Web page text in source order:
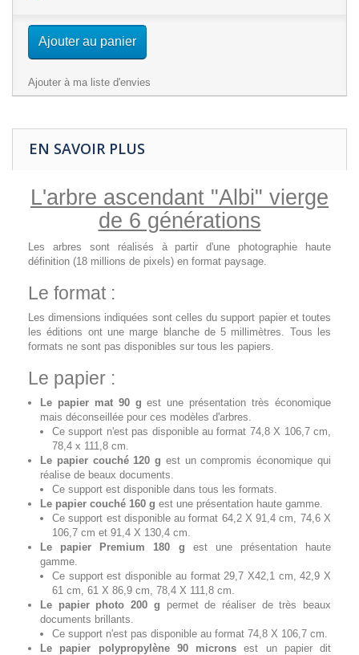
Ajouter au panier
Ajouter à ma liste d'envies
EN SAVOIR PLUS
L'arbre ascendant "Albi" vierge
de 6 générations
Les arbres sont réalisés à partir d'une photographie haute
définition (18 millions de pixels) en format paysage.
Le format :
Les dimensions indiquées sont celles du support papier et toutes
les éditions ont une marge blanche de 5 millimètres. Tous les
formats ne sont pas disponibles sur tous les papiers.
Le papier :
Le papier mat 90 g est une présentation très économique
mais déconseillée pour ces modèles d'arbres.
Ce support n'est pas disponible au format 74,8 X 106,7 cm,
78,4 x 111,8 cm.
Le papier couché 120 g est un compromis économique qui
réalise de beaux documents.
Ce support est disponible dans tous les formats.
Le papier couché 160 g est une présentation haute gamme.
Ce support est disponible au format 64,2 X 91,4 cm, 74,6 X
106,7 cm et 91,4 X 130,4 cm.
Le papier Premium 180 g est une présentation haute
gamme.
Ce support est disponible au format 29,7 X42,1 cm, 42,9 X
61 cm, 61 X 86,9 cm, 78,4 X 111,8 cm.
Le papier photo 200 g permet de réaliser de très beaux
documents brillants.
Ce support n'est pas disponible au format 74,8 X 106,7 cm.
Le papier polypropylène 90 microns est un papier dit